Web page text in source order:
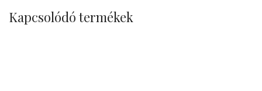
Kapcsolódó termékek